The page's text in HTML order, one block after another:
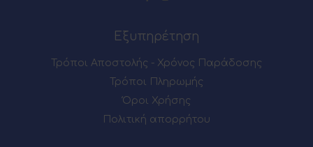
Εξυπηρέτηση
Τρόποι Αποστολής - Χρόνος Παράδοσης
Τρόποι Πληρωμής
Όροι Χρήσης
Πολιτική απορρήτου